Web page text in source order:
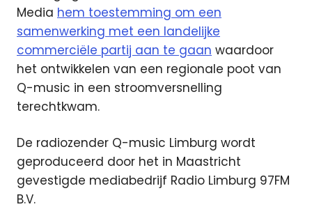
Media hem toestemming om een
samenwerking met een landelijke
commerciële partij aan te gaan waardoor
het ontwikkelen van een regionale poot van
Q-music in een stroomversnelling
terechtkwam.
De radiozender Q-music Limburg wordt
geproduceerd door het in Maastricht
gevestigde mediabedrijf Radio Limburg 97FM
B.V.